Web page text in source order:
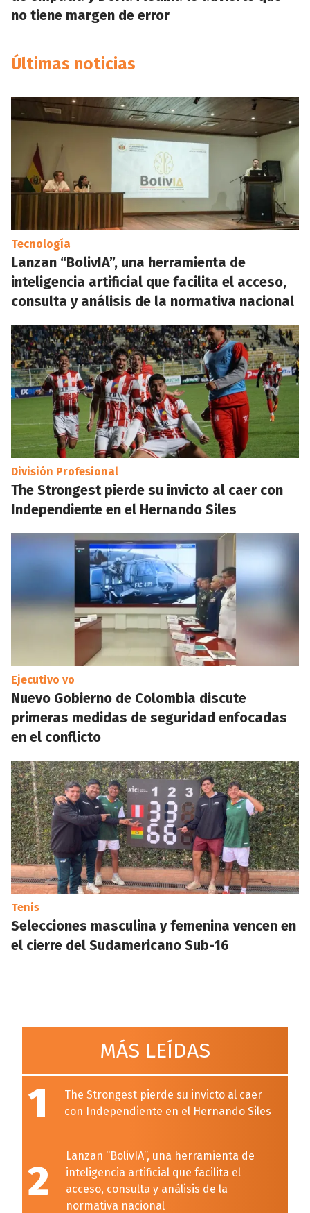
no tiene margen de error
Últimas noticias
Tecnología
Lanzan “BolivIA”, una herramienta de
inteligencia artificial que facilita el acceso,
consulta y análisis de la normativa nacional
División Profesional
The Strongest pierde su invicto al caer con
Independiente en el Hernando Siles
Ejecutivo vo
Nuevo Gobierno de Colombia discute
primeras medidas de seguridad enfocadas
en el conflicto
Tenis
Selecciones masculina y femenina vencen en
el cierre del Sudamericano Sub-16
MÁS LEÍDAS
1
The Strongest pierde su invicto al caer
con Independiente en el Hernando Siles
2
Lanzan “BolivIA”, una herramienta de
inteligencia artificial que facilita el
acceso, consulta y análisis de la
normativa nacional